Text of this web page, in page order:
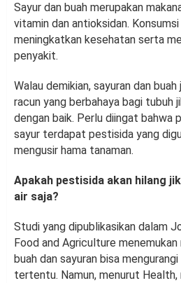
Sayur dan buah merupakan
vitamin dan antioksidan.
meningkatkan kesehatan serta
penyakit.
Walau demikian, sayuran dan
racun yang berbahaya bagi tubuh
dengan baik. Perlu diingat bahwa
sayur terdapat pestisida yang
mengusir hama tanaman.
Apakah pestisida akan hilang
air saja?
Studi yang dipublikasikan dalam
Food and Agriculture
buah dan sayuran bisa
tertentu. Namun, menurut Health,